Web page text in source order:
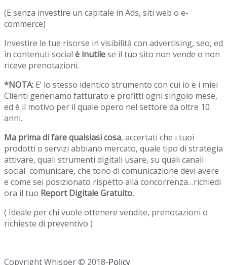
(E senza investire un capitale in Ads, siti web o e-
commerce)
Investire le tue risorse in visibilità con advertising, seo, ed
in contenuti social è inutilese il tuo sito non vende o non
riceve prenotazioni.
*NOTA: E’ lo stesso identico strumento con cui io e i miei
Clienti generiamo fatturato e profitti ogni singolo mese,
ed è il motivo per il quale opero nel settore da oltre 10
anni.
Ma prima di fare qualsiasi cosa, accertati che i tuoi
prodotti o servizi abbiano mercato, quale tipo di strategia
attivare, quali strumenti digitali usare, su quali canali
social comunicare, che tono di comunicazione devi avere
e come sei posizionato rispetto alla concorrenza…richiedi
ora il tuo Report Digitale Gratuito.
( Ideale per chi vuole ottenere vendite, prenotazioni o
richieste di preventivo )
Copyright Whisper © 2018-Policy